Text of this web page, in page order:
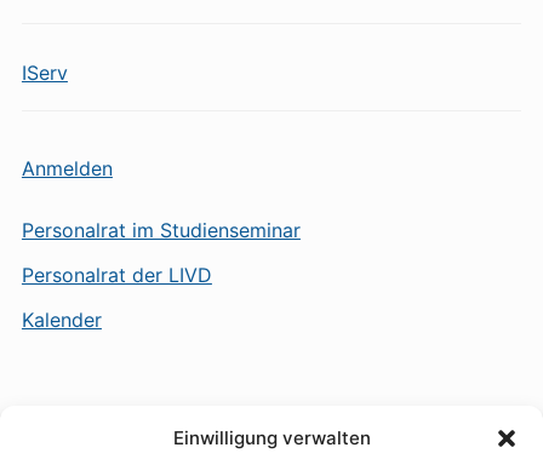
Einwilligung verwalten
IServ
Anmelden
Personalrat im Studienseminar
Personalrat der LIVD
Kalender